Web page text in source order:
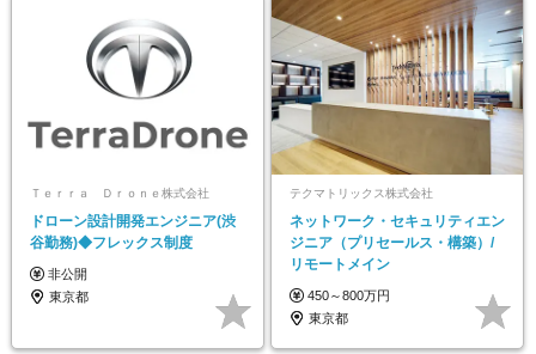
Ｔｅｒｒａ Ｄｒｏｎｅ株式会社
ドローン設計開発エンジニア(渋
谷勤務)◆フレックス制度
非公開
東京都
テクマトリックス株式会社
ネットワーク・セキュリティエン
ジニア（プリセールス・構築）/
リモートメイン
450～800万円
東京都